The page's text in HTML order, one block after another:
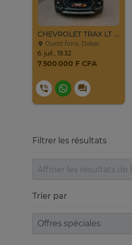
CHEVROLET TRAX LT 2017
Ouest foire, Dakar
6. juil., 19:32
7 500 000 F CFA
Filtrer les résultats
Trier par
Trier par